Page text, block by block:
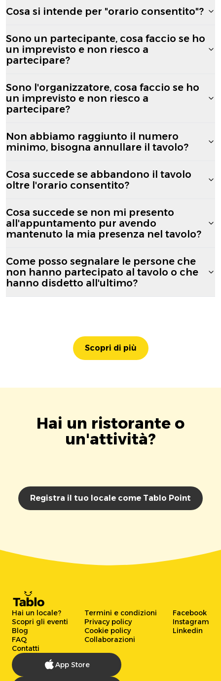
Cosa si intende per "orario consentito"?
Sono un partecipante, cosa faccio se ho
un imprevisto e non riesco a
partecipare?
Sono l'organizzatore, cosa faccio se ho
un imprevisto e non riesco a
partecipare?
Non abbiamo raggiunto il numero
minimo, bisogna annullare il tavolo?
Cosa succede se abbandono il tavolo
oltre l'orario consentito?
Cosa succede se non mi presento
all'appuntamento pur avendo
mantenuto la mia presenza nel tavolo?
Come posso segnalare le persone che
non hanno partecipato al tavolo o che
hanno disdetto all'ultimo?
Scopri di più
Hai un ristorante o
un'attività?
Registra il tuo locale come Tablo Point
Hai un locale?
Scopri gli eventi
Blog
FAQ
Contatti
Termini e condizioni
Privacy policy
Cookie policy
Collaborazioni
Facebook
Instagram
Linkedin
App Store